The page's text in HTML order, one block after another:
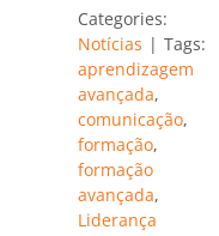
Categories:
Notícias | Tags:
aprendizagem
avançada,
comunicação,
formação,
formação
avançada,
Liderança